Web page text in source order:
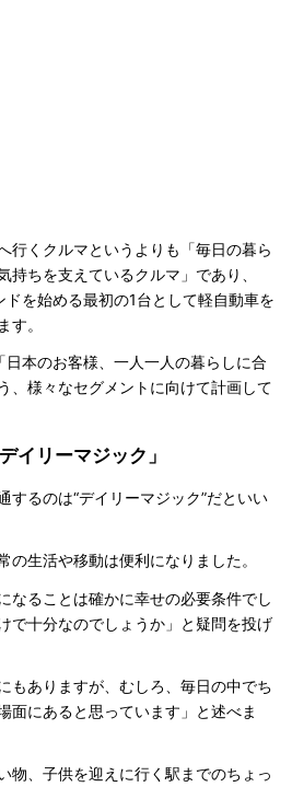
行くクルマというよりも「毎日の暮ら
持ちを支えているクルマ」であり、
ドを始める最初の1台として軽自動車を
す。
本のお客様、一人一人の暮らしに合
、様々なセグメントに向けて計画して
イリーマジック」
るのは“デイリーマジック”だといい
生活や移動は便利になりました。
なることは確かに幸せの必要条件でし
で十分なのでしょうか」と疑問を投げ
もありますが、むしろ、毎日の中でち
面にあると思っています」と述べま
物、子供を迎えに行く駅までのちょっ